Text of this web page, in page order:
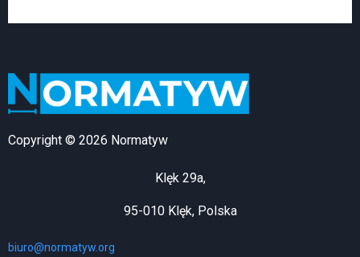
Copyright © 2026 Normatyw
Klęk 29a,
95-010 Klęk, Polska
biuro@normatyw.org